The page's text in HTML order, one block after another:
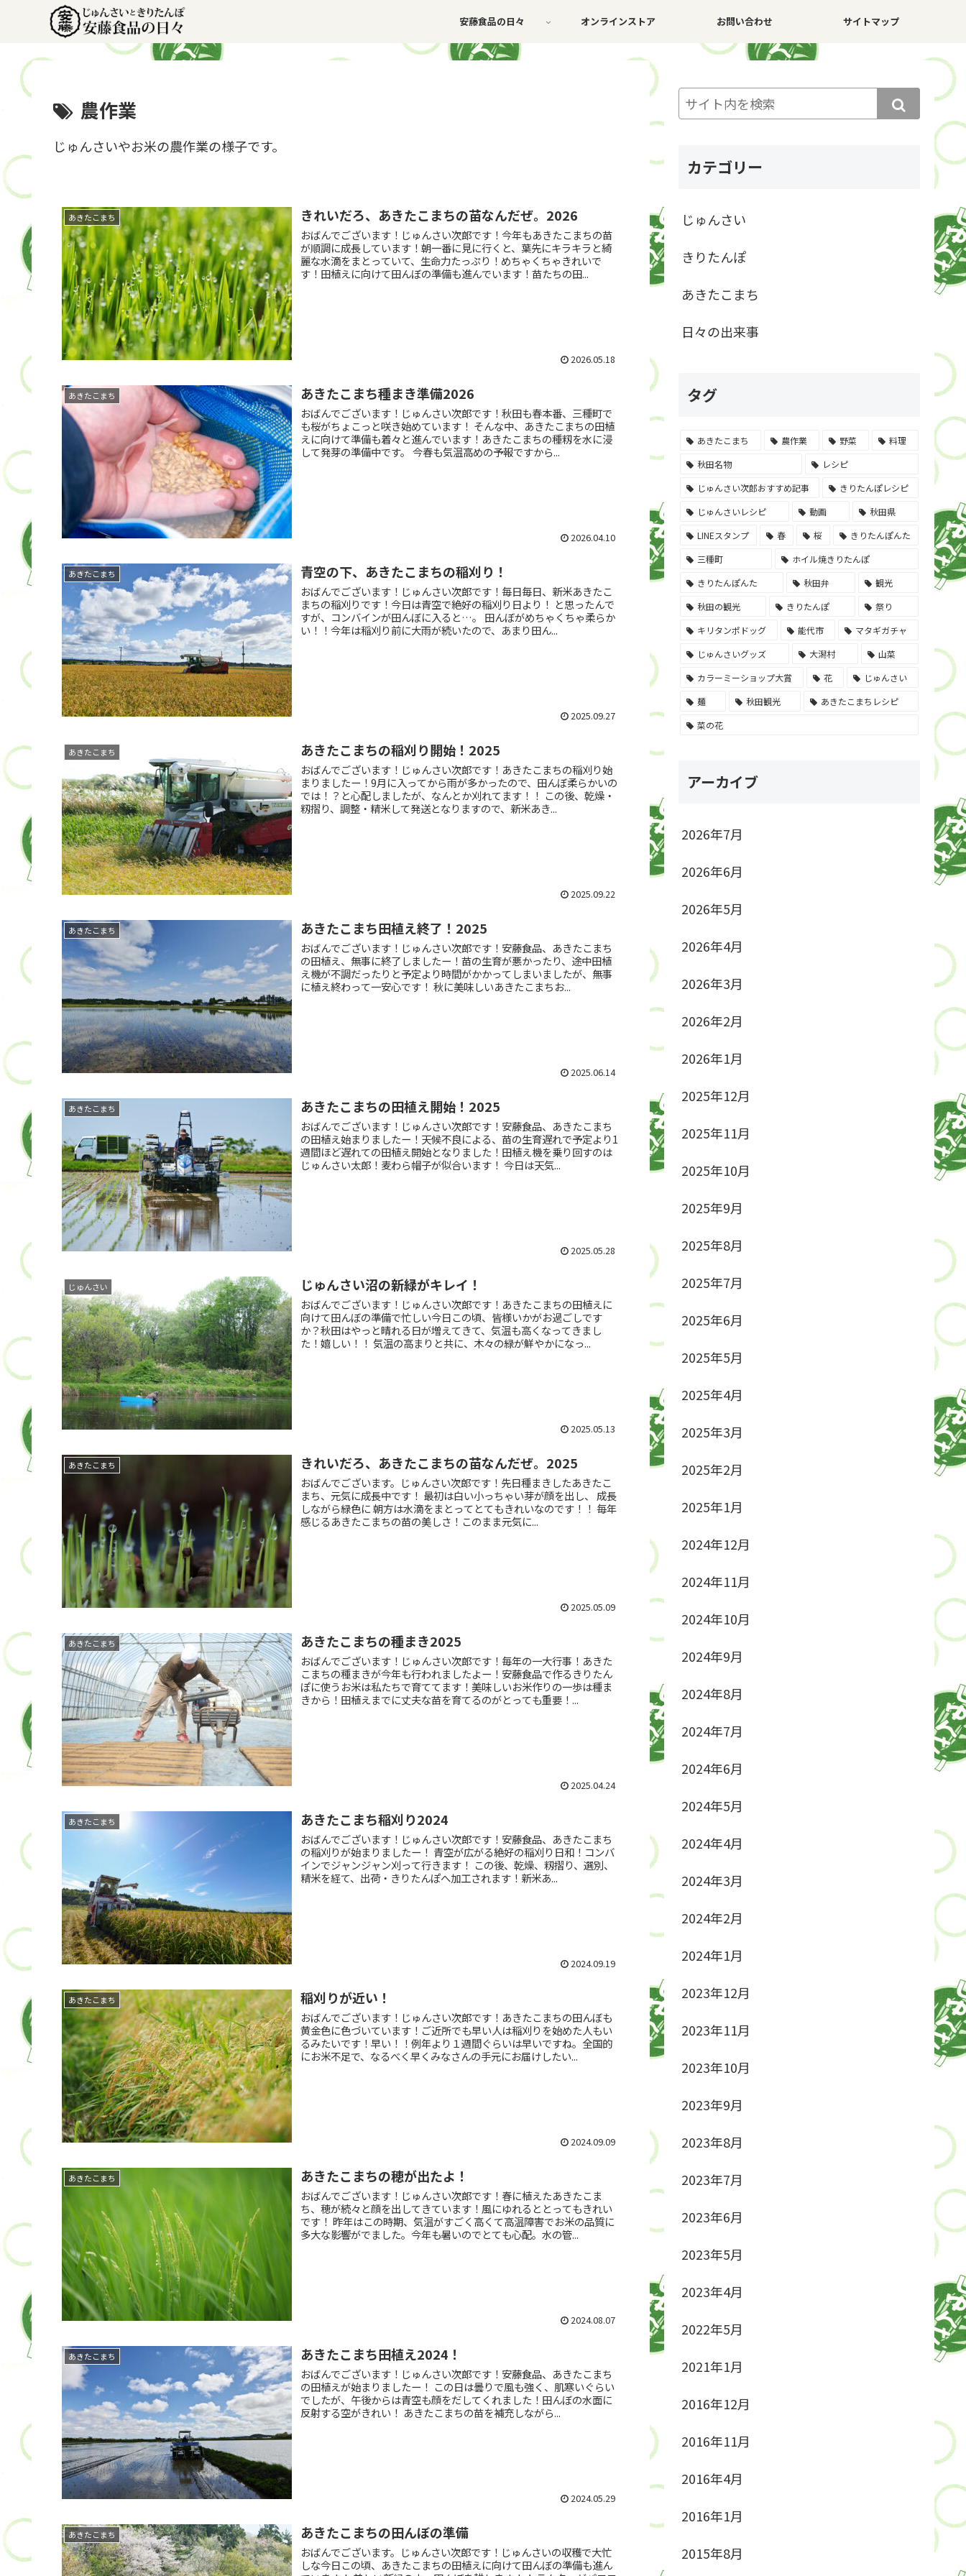
安藤食品の日々 オンラインストア お問い合わせ サイトマップ
農作業
じゅんさいやお米の農作業の様子です。
あきたこまち きれいだろ、あきたこまちの苗なんだぜ。2026
おばんでございます！じゅんさい次郎です！今年もあきたこまちの苗
が順調に成長しています！朝一番に見に行くと、葉先にキラキラと綺
麗な水滴をまとっていて、生命力たっぷり！めちゃくちゃきれいで
す！田植えに向けて田んぼの準備も進んでいます！苗たちの田...
2026.05.18
あきたこまち あきたこまち種まき準備2026
おばんでございます！じゅんさい次郎です！秋田も春本番、三種町で
も桜がちょこっと咲き始めています！ そんな中、あきたこまちの田植
えに向けて準備も着々と進んでいます！あきたこまちの種籾を水に浸
して発芽の準備中です。 今春も気温高めの予報ですから...
2026.04.10
あきたこまち 青空の下、あきたこまちの稲刈り！
おばんでございます！じゅんさい次郎です！毎日毎日、新米あきたこ
まちの稲刈りです！今日は青空で絶好の稲刈り日より！ と思ったんで
すが、コンバインが田んぼに入ると…。 田んぼがめちゃくちゃ柔らか
い！！今年は稲刈り前に大雨が続いたので、あまり田ん...
2025.09.27
あきたこまち あきたこまちの稲刈り開始！2025
おばんでございます！じゅんさい次郎です！あきたこまちの稲刈り始
まりましたー！9月に入ってから雨が多かったので、田んぼ柔らかいの
では！？と心配しましたが、なんとか刈れてます！！ この後、乾燥・
籾摺り、調整・精米して発送となりますので、新米あき...
2025.09.22
あきたこまち あきたこまち田植え終了！2025
おばんでございます！じゅんさい次郎です！安藤食品、あきたこまち
の田植え、無事に終了しましたー！苗の生育が悪かったり、途中田植
え機が不調だったりと予定より時間がかかってしまいましたが、無事
に植え終わって一安心です！ 秋に美味しいあきたこまちお...
2025.06.14
あきたこまち あきたこまちの田植え開始！2025
おばんでございます！じゅんさい次郎です！安藤食品、あきたこまち
の田植え始まりましたー！天候不良による、苗の生育遅れで予定より1
週間ほど遅れての田植え開始となりました！田植え機を乗り回すのは
じゅんさい太郎！麦わら帽子が似合います！ 今日は天気...
2025.05.28
じゅんさい じゅんさい沼の新緑がキレイ！
おばんでございます！じゅんさい次郎です！あきたこまちの田植えに
向けて田んぼの準備で忙しい今日この頃、皆様いかがお過ごしです
か？秋田はやっと晴れる日が増えてきて、気温も高くなってきまし
た！嬉しい！！ 気温の高まりと共に、木々の緑が鮮やかになっ...
2025.05.13
あきたこまち きれいだろ、あきたこまちの苗なんだぜ。2025
おばんでございます。じゅんさい次郎です！先日種まきしたあきたこ
まち、元気に成長中です！ 最初は白い小っちゃい芽が顔を出し、 成長
しながら緑色に 朝方は水滴をまとってとてもきれいなのです！！ 毎年
感じるあきたこまちの苗の美しさ！このまま元気に...
2025.05.09
あきたこまち あきたこまちの種まき2025
おばんでございます！じゅんさい次郎です！毎年の一大行事！あきた
こまちの種まきが今年も行われましたよー！安藤食品で作るきりたん
ぽに使うお米は私たちで育ててます！美味しいお米作りの一歩は種ま
きから！田植えまでに丈夫な苗を育てるのがとっても重要！...
2025.04.24
あきたこまち あきたこまち稲刈り2024
おばんでございます！じゅんさい次郎です！安藤食品、あきたこまち
の稲刈りが始まりましたー！ 青空が広がる絶好の稲刈り日和！コンバ
インでジャンジャン刈って行きます！ この後、乾燥、籾摺り、選別、
精米を経て、出荷・きりたんぽへ加工されます！新米あ...
2024.09.19
あきたこまち 稲刈りが近い！
おばんでございます！じゅんさい次郎です！あきたこまちの田んぼも
黄金色に色づいています！ご近所でも早い人は稲刈りを始めた人もい
るみたいです！早い！！例年より１週間ぐらいは早いですね。全国的
にお米不足で、なるべく早くみなさんの手元にお届けしたい...
2024.09.09
あきたこまち あきたこまちの穂が出たよ！
おばんでございます！じゅんさい次郎です！春に植えたあきたこま
ち、穂が続々と顔を出してきています！風にゆれるととってもきれい
です！ 昨年はこの時期、気温がすごく高くて高温障害でお米の品質に
多大な影響がでました。今年も暑いのでとても心配。水の管...
2024.08.07
あきたこまち あきたこまち田植え2024！
おばんでございます！じゅんさい次郎です！安藤食品、あきたこまち
の田植えが始まりましたー！ この日は曇りで風も強く、肌寒いぐらい
でしたが、午後からは青空も顔をだしてくれました！田んぼの水面に
反射する空がきれい！ あきたこまちの苗を補充しながら...
2024.05.29
あきたこまち あきたこまちの田んぼの準備
おばんでございます。じゅんさい次郎です！じゅんさいの収穫で大忙
しな今日この頃、あきたこまちの田植えに向けて田んぼの準備も進ん
カテゴリー
じゅんさい
きりたんぽ
あきたこまち
日々の出来事
タグ
あきたこまち 農作業 野菜
料理
秋田名物
レシピ
じゅんさい次郎おすすめ記事
きりたんぽレシピ
じゅんさいレシピ
動画
秋田県
LINEスタンプ
春 桜
きりたんぽんた
三種町
ホイル焼きりたんぽ
きりたんぽんた
秋田弁
観光
秋田の観光
きりたんぽ
祭り
キリタンポドッグ
能代市
マタギガチャ
じゅんさいグッズ
大潟村
山菜
カラーミーショップ大賞
花
じゅんさい
麺
秋田観光
あきたこまちレシピ
菜の花
アーカイブ
2026年7月
2026年6月
2026年5月
2026年4月
2026年3月
2026年2月
2026年1月
2025年12月
2025年11月
2025年10月
2025年9月
2025年8月
2025年7月
2025年6月
2025年5月
2025年4月
2025年3月
2025年2月
2025年1月
2024年12月
2024年11月
2024年10月
2024年9月
2024年8月
2024年7月
2024年6月
2024年5月
2024年4月
2024年3月
2024年2月
2024年1月
2023年12月
2023年11月
2023年10月
2023年9月
2023年8月
2023年7月
2023年6月
2023年5月
2023年4月
2022年5月
2021年1月
2016年12月
2016年11月
2016年4月
2016年1月
2015年8月